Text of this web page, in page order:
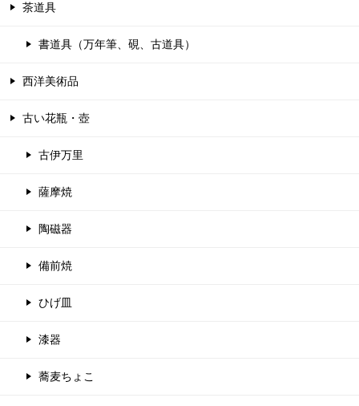
茶道具
書道具（万年筆、硯、古道具）
西洋美術品
古い花瓶・壺
古伊万里
薩摩焼
陶磁器
備前焼
ひげ皿
漆器
蕎麦ちょこ